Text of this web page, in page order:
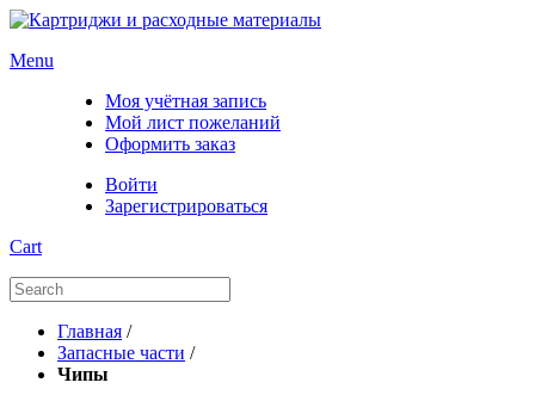
Menu
Моя учётная запись
Мой лист пожеланий
Оформить заказ
Войти
Зарегистрироваться
Cart
Главная /
Запасные части /
Чипы